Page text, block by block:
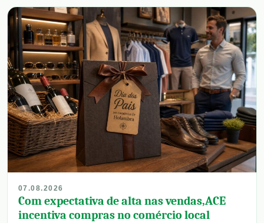
07.08.2026
Com expectativa de alta nas vendas,ACE
incentiva compras no comércio local